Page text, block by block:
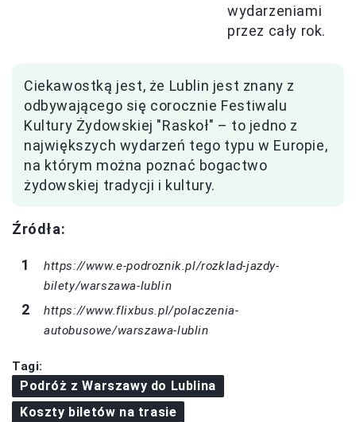
wydarzeniami
przez cały rok.
Ciekawostką jest, że Lublin jest znany z
odbywającego się corocznie Festiwalu
Kultury Żydowskiej "Raskoł" – to jedno z
największych wydarzeń tego typu w Europie,
na którym można poznać bogactwo
żydowskiej tradycji i kultury.
Źródła:
https://www.e-podroznik.pl/rozklad-jazdy-
bilety/warszawa-lublin
https://www.flixbus.pl/polaczenia-
autobusowe/warszawa-lublin
Tagi:
Podróż z Warszawy do Lublina
Koszty biletów na trasie